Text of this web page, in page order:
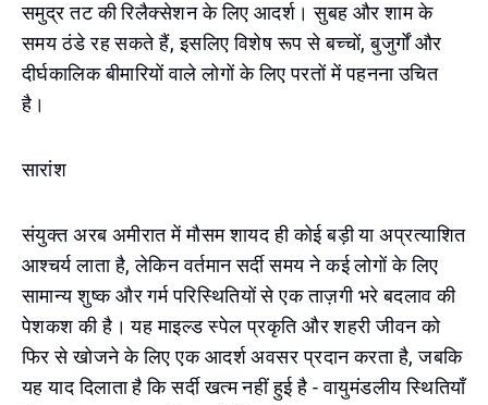
समुद्र तट की रिलैक्सेशन के लिए आदर्श। सुबह और शाम के
समय ठंडे रह सकते हैं, इसलिए विशेष रूप से बच्चों, बुजुर्गों और
दीर्घकालिक बीमारियों वाले लोगों के लिए परतों में पहनना उचित
है।
सारांश
संयुक्त अरब अमीरात में मौसम शायद ही कोई बड़ी या अप्रत्याशित
आश्चर्य लाता है, लेकिन वर्तमान सर्दी समय ने कई लोगों के लिए
सामान्य शुष्क और गर्म परिस्थितियों से एक ताज़गी भरे बदलाव की
पेशकश की है। यह माइल्ड स्पेल प्रकृति और शहरी जीवन को
फिर से खोजने के लिए एक आदर्श अवसर प्रदान करता है, जबकि
यह याद दिलाता है कि सर्दी खत्म नहीं हुई है - वायुमंडलीय स्थितियाँ